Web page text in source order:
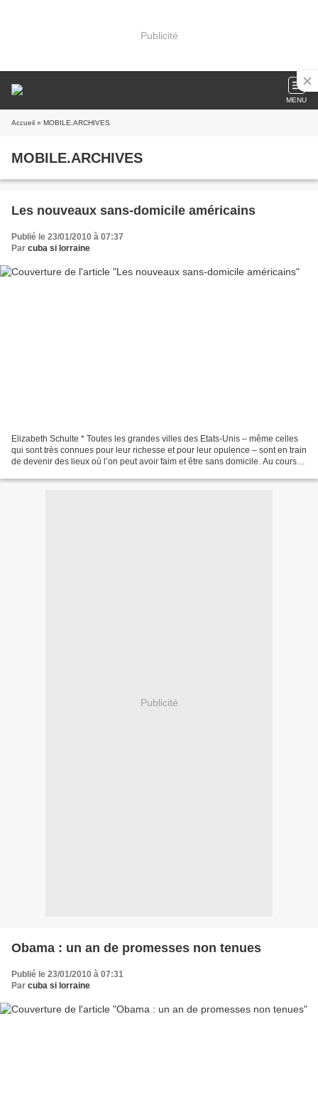
Publicité
MENU
Accueil » MOBILE.ARCHIVES
MOBILE.ARCHIVES
Les nouveaux sans-domicile américains
Publié le 23/01/2010 à 07:37
Par cuba si lorraine
Elizabeth Schulte * Toutes les grandes villes des Etats-Unis – même celles
qui sont très connues pour leur richesse et pour leur opulence – sont en train
de devenir des lieux où l’on peut avoir faim et être sans domicile. Au cours
Publicité
Obama : un an de promesses non tenues
Publié le 23/01/2010 à 07:31
Par cuba si lorraine